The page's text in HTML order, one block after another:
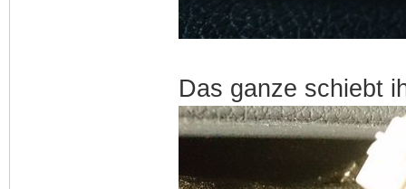
Das ganze schiebt